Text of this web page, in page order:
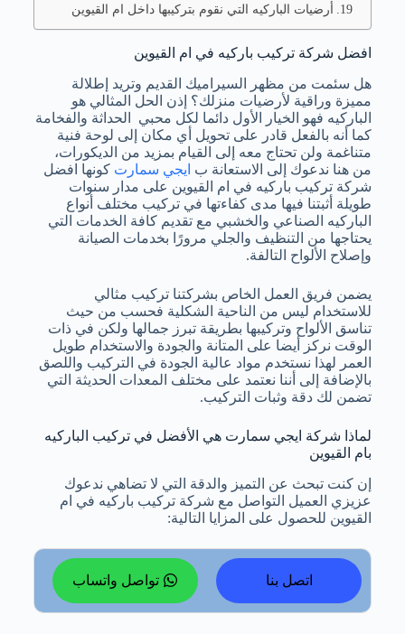
أرضيات الباركيه التي نقوم بتركيبها داخل ام القيوين
افضل شركة تركيب باركيه في ام القيوين
هل سئمت من مظهر السيراميك القديم وتريد إطلالة
مميزة وراقية لأرضيات منزلك؟ إذن الحل المثالي هو
الباركيه فهو الخيار الأول دائما لكل محبي الحداثة والفخامة
كما أنه بالفعل قادر على تحويل أي مكان إلى لوحة فنية
متناغمة ولن تحتاج معه إلى القيام بمزيد من الديكورات،
من هنا ندعوك إلى الاستعانة ب ايجي سمارت كونها افضل
شركة تركيب باركيه في ام القيوين على مدار سنوات
طويلة أثبتنا فيها مدى كفاءتها في تركيب مختلف أنواع
الباركيه الصناعي والخشبي مع تقديم كافة الخدمات التي
يحتاجها من التنظيف والجلي مرورًا بخدمات الصيانة
وإصلاح الألواح التالفة.
يضمن فريق العمل الخاص بشركتنا تركيب مثالي
للاستخدام ليس من الناحية الشكلية فحسب من حيث
تناسق الألواح وتركيبها بطريقة تبرز جمالها ولكن في ذات
الوقت نركز أيضا على المتانة والجودة والاستخدام طويل
العمر لهذا نستخدم مواد عالية الجودة في التركيب واللصق
بالإضافة إلى أننا نعتمد على مختلف المعدات الحديثة التي
تضمن لك دقة وثبات التركيب.
لماذا شركة ايجي سمارت هي الأفضل في تركيب الباركيه
بام القيوين
إن كنت تبحث عن التميز والدقة التي لا تضاهي ندعوك
عزيزي العميل التواصل مع شركة تركيب باركيه في ام
القيوين للحصول على المزايا التالية:
اتصل بنا تواصل واتساب